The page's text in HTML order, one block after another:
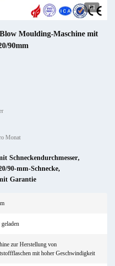
1/1
Moulding-Maschine mit
90mm
Monat
Schneckendurchmesser,
90-mm-Schnecke,
Garantie
zur Herstellung von
mit hoher Geschwindigkeit